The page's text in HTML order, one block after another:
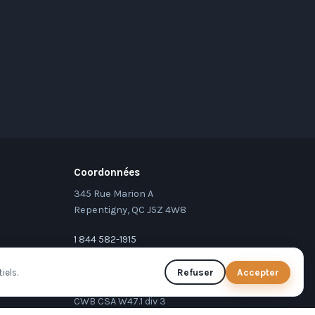
Coordonnées
345 Rue Marion A
Repentigny, QC J5Z 4W8
1 844 582-1915
CWB CSA W47.1 div 3
Refuser Accepter